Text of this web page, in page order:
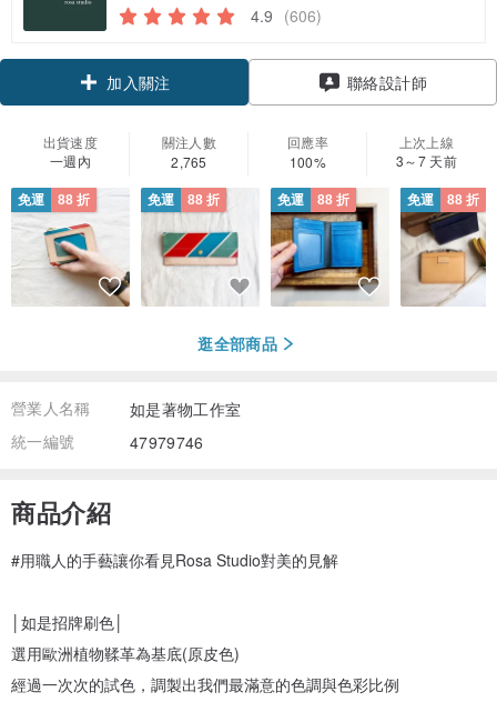
4.9 (606)
加入關注 聯絡設計師
出貨速度
一週內
關注人數
2,765
回應率
100%
上次上線
3～7 天前
免運 88 折 免運 88 折 免運 88 折 免運 88 折
逛全部商品
營業人名稱
如是著物工作室
統一編號
47979746
商品介紹
#用職人的手藝讓你看見Rosa Studio對美的見解
│如是招牌刷色│
選用歐洲植物鞣革為基底(原皮色)
經過一次次的試色，調製出我們最滿意的色調與色彩比例